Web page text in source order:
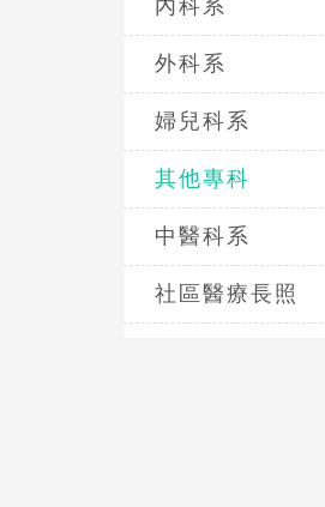
內科系
外科系
婦兒科系
其他專科
中醫科系
社區醫療長照